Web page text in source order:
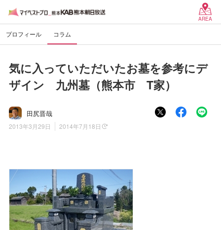
AREA
プロフィール コラム
気に入っていただいたお墓を参考にデ
ザイン 九州墓（熊本市 T家）
田尻晋哉
2013年3月29日 2014年7月18日